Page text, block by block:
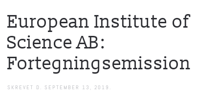
European Institute of
Science AB:
Fortegningsemission
SKREVET D. SEPTEMBER 13, 2019 .